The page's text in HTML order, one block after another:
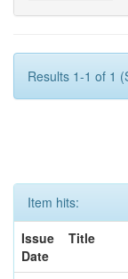
Results 1-1 of 1
Item hits:
Issue
Date
Title